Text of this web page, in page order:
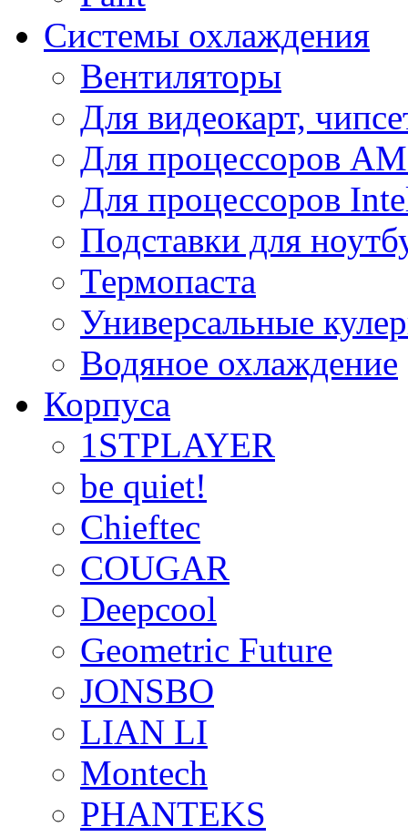
Системы охлаждения
Вентиляторы
Для видеокарт,
Для процессоров
Для процессоров
Подставки для
Термопаста
Универсальные
Водяное охлаждение
Корпуса
1STPLAYER
be quiet!
Chieftec
COUGAR
Deepcool
Geometric Future
JONSBO
LIAN LI
Montech
PHANTEKS